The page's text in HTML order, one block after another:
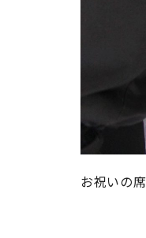
お祝いの